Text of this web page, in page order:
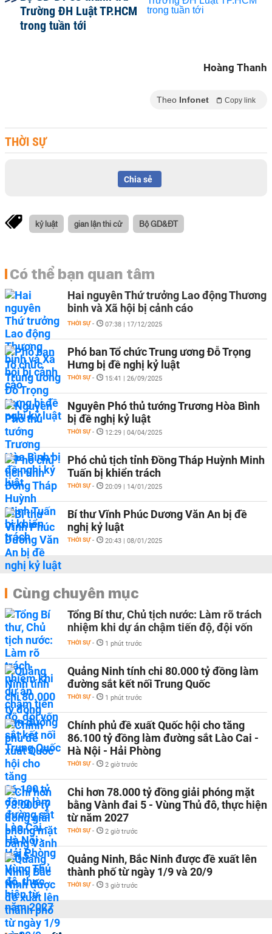
Trường ĐH Luật TP.HCM
trong tuần tới
Hoàng Thanh
Theo Infonet Copy link
THỜI SỰ
Chia sẻ
kỷ luật gian lận thi cử Bộ GD&ĐT
Có thể bạn quan tâm
Hai nguyên Thứ trưởng Lao động Thương
binh và Xã hội bị cảnh cáo
THỜI SỰ - 07:38 | 17/12/2025
Phó ban Tổ chức Trung ương Đỗ Trọng
Hưng bị đề nghị kỷ luật
THỜI SỰ - 15:41 | 26/09/2025
Nguyên Phó thủ tướng Trương Hòa Bình
bị đề nghị kỷ luật
THỜI SỰ - 12:29 | 04/04/2025
Phó chủ tịch tỉnh Đồng Tháp Huỳnh Minh
Tuấn bị khiển trách
THỜI SỰ - 20:09 | 14/01/2025
Bí thư Vĩnh Phúc Dương Văn An bị đề
nghị kỷ luật
THỜI SỰ - 20:43 | 08/01/2025
Cùng chuyên mục
Tổng Bí thư, Chủ tịch nước: Làm rõ trách
nhiệm khi dự án chậm tiến độ, đội vốn
THỜI SỰ - 1 phút trước
Quảng Ninh tính chi 80.000 tỷ đồng làm
đường sắt kết nối Trung Quốc
THỜI SỰ - 1 phút trước
Chính phủ đề xuất Quốc hội cho tăng
86.100 tỷ đồng làm đường sắt Lào Cai -
Hà Nội - Hải Phòng
THỜI SỰ - 2 giờ trước
Chi hơn 78.000 tỷ đồng giải phóng mặt
bằng Vành đai 5 - Vùng Thủ đô, thực hiện
từ năm 2027
THỜI SỰ - 2 giờ trước
Quảng Ninh, Bắc Ninh được đề xuất lên
thành phố từ ngày 1/9 và 20/9
THỜI SỰ - 3 giờ trước